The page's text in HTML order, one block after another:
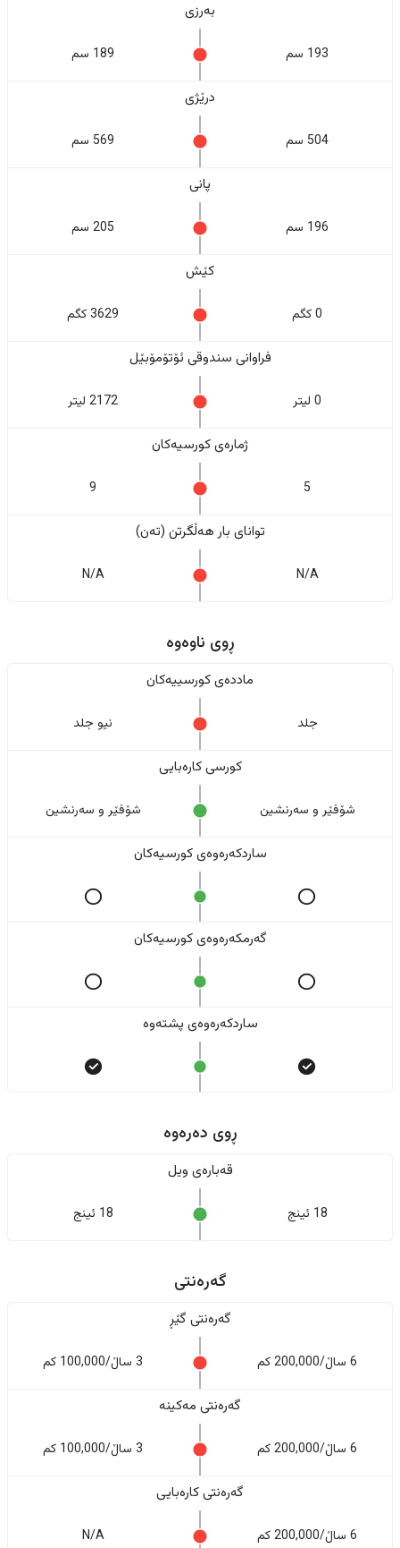
بەرزی
193 سم 189 سم
درێژی
504 سم 569 سم
پانی
196 سم 205 سم
کێش
0 کگم 3629 کگم
فراوانی سندوقی ئۆتۆمۆبێل
0 لیتر 2172 لیتر
ژمارەی کورسیەکان
5
9
تواناى بار هەڵگرتن (تەن)
N/A
N/A
ڕوی ناوەوە
ماددەی کورسییەکان
جلد نیو جلد
کورسی کارەبایی
شۆفێر و سەرنشین شۆفێر و سەرنشین
ساردکەرەوەی کورسیەکان
گەرمکەرەوەی کورسیەکان
ساردکەرەوەی پشتەوە
ڕوی دەرەوە
قەبارەی ویل
18 ئینج 18 ئینج
گەرەنتی
گەرەنتی گێڕ
6 ساڵ/200,000 کم 3 ساڵ/100,000 کم
گەرەنتی مەکینە
6 ساڵ/200,000 کم 3 ساڵ/100,000 کم
گەرەنتی کارەبایی
6 ساڵ/200,000 کم N/A